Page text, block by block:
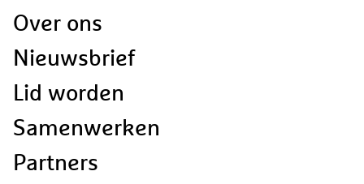
Doormat
Over ons
Nieuwsbrief
Lid worden
Samenwerken
Partners